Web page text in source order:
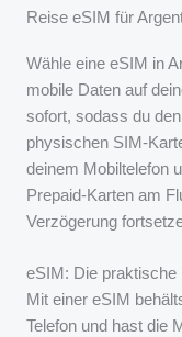
Reise eSIM für
Wähle eine eSIM in
mobile Daten auf
sofort, sodass du
physischen SIM-
deinem Mobiltelefon
Prepaid-Karten am
Verzögerung
eSIM: Die
Mit einer eSIM
Telefon und hast die